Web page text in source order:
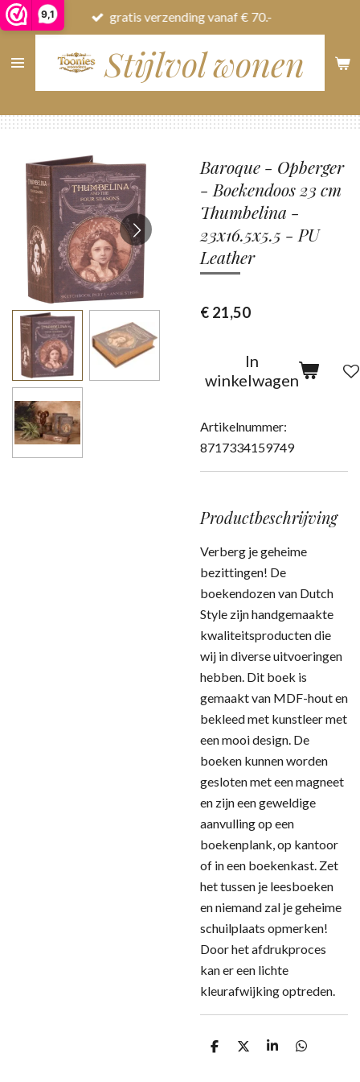
9,1
Ga
direct
naar
Stijlvol wonen
gratis verzending vanaf € 70.-
Baroque - Opberger
- Boekendoos 23 cm
Thumbelina -
23x16.5x5.5 - PU
Leather
€ 21,50
In
winkelwagen
Artikelnummer:
8717334159749
Productbeschrijving
Verberg je geheime
bezittingen! De
boekendozen van Dutch
Style zijn handgemaakte
kwaliteitsproducten die
wij in diverse uitvoeringen
hebben. Dit boek is
gemaakt van MDF-hout en
bekleed met kunstleer met
een mooi design. De
boeken kunnen worden
gesloten met een magneet
en zijn een geweldige
aanvulling op een
boekenplank, op kantoor
of in een boekenkast. Zet
het tussen je leesboeken
en niemand zal je geheime
schuilplaats opmerken!
Door het afdrukproces
kan er een lichte
kleurafwijking optreden.
D
D
S
D